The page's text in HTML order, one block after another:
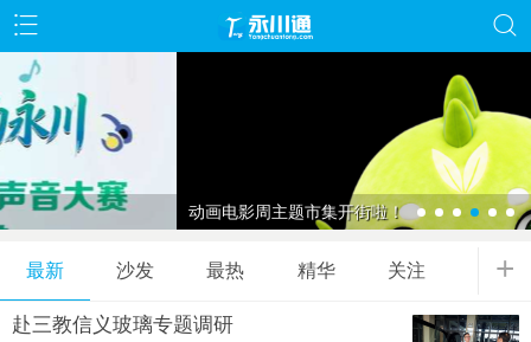
动画电影周主题市集开街啦！
最新 沙发 最热 精华 关注 +
赴三教信义玻璃专题调研